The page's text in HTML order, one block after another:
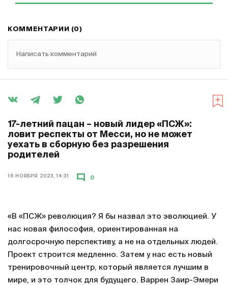
КОММЕНТАРИИ (0)
Написать комментарий
17-летний пацан – новый лидер «ПСЖ»:
ловит респекты от Месси, но не может
уехать в сборную без разрешения
родителей
16 НОЯБРЯ 2023, 14:31 0
«В «ПСЖ» революция? Я бы назвал это эволюцией. У
нас новая философия, ориентированная на
долгосрочную перспективу, а не на отдельных людей.
Проект строится медленно. Затем у нас есть новый
тренировочный центр, который является лучшим в
мире, и это толчок для будущего. Варрен Заир-Эмери